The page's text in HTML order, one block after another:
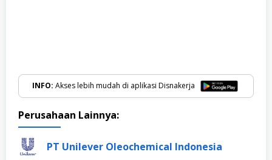
INFO: Akses lebih mudah di aplikasi Disnakerja
Perusahaan Lainnya:
PT Unilever Oleochemical Indonesia